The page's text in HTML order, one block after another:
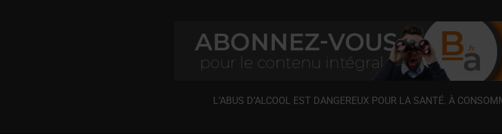
L’ABUS D’ALCOOL EST DANGEREUX POUR LA SANTÉ. À